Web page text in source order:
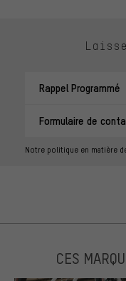
Rappel Programmé
Formulaire de
Notre politique en matière
CES